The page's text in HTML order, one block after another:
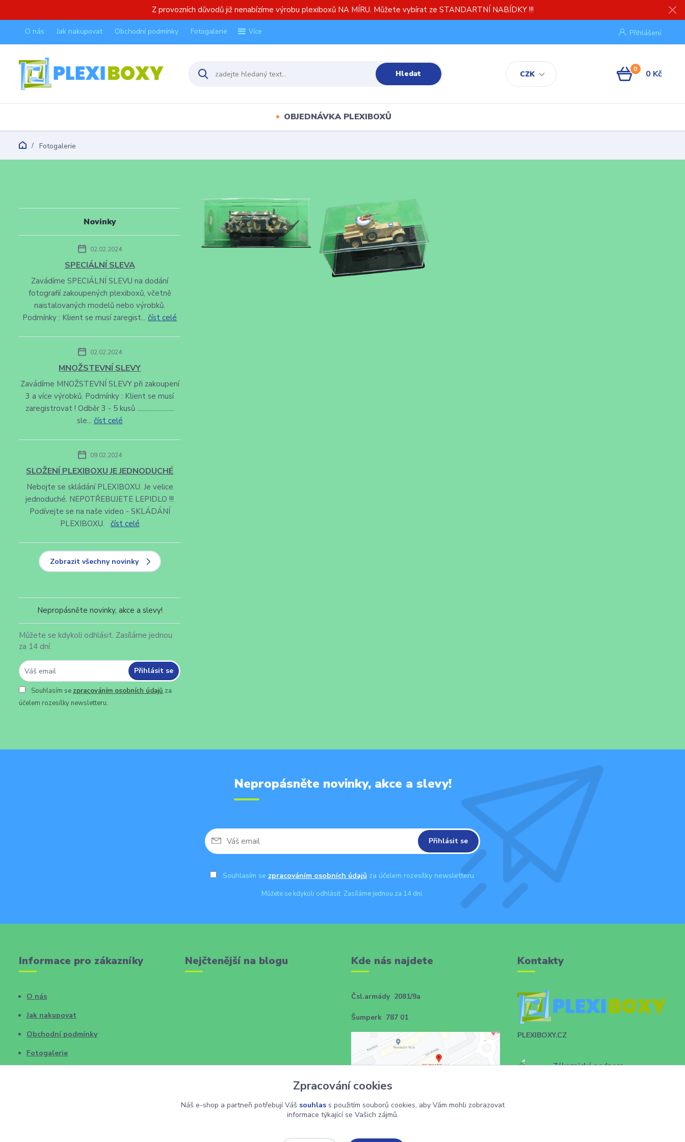
Z provozních důvodů již nenabízíme výrobu plexiboxů NA MÍRU. Můžete vybírat ze STANDARTNÍ NABÍDKY !!!
O nás Jak nakupovat Obchodní podmínky Fotogalerie Více
CZK
Přihlášení
Hledat 0 0 Kč
OBJEDNÁVKA PLEXIBOXŮ
Fotogalerie
Novinky
02.02.2024
SPECIÁLNÍ SLEVA
Zavádíme SPECIÁLNÍ SLEVU na dodání
fotografií zakoupených plexiboxů, včetně
naistalovaných modelů nebo výrobků.
Podmínky : Klient se musí zaregist...číst celé
02.02.2024
MNOŽSTEVNÍ SLEVY
Zavádíme MNOŽSTEVNÍ SLEVY při zakoupení
3 a více výrobků. Podmínky : Klient se musí
zaregistrovat ! Odběr 3 - 5 kusů ........................
sle... číst celé
09.02.2024
SLOŽENÍ PLEXIBOXU JE JEDNODUCHÉ
Nebojte se skládání PLEXIBOXU. Je velice
jednoduché. NEPOTŘEBUJETE LEPIDLO !!!
Podívejte se na naše video - SKLÁDÁNÍ
PLEXIBOXU. číst celé
Zobrazit všechny novinky
Nepropásněte novinky, akce a slevy!
Můžete se kdykoli odhlásit. Zasíláme jednou
za 14 dní.
Přihlásit se
Souhlasím se zpracováním osobních údajů za
účelem rozesílky newsletteru.
Nepropásněte novinky, akce a slevy!
Přihlásit se
Souhlasím se zpracováním osobních údajůza účelem rozesílky newsletteru.
Můžete se kdykoli odhlásit. Zasíláme jednou za 14 dní.
Informace pro zákazníky
O nás
Jak nakupovat
Obchodní podmínky
Fotogalerie
Nejčtenější na blogu Kde nás najdete
Čsl.armády 2081/9a
Šumperk 787 01
Kontakty
PLEXIBOXY.CZ
Zákaznická podpora
Zpracování cookies
Náš e-shop a partneři potřebují Váš souhlass použitím souborů cookies, aby Vám mohli zobrazovat
informace týkající se Vašich zájmů.